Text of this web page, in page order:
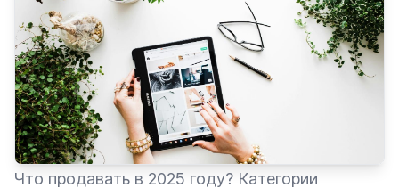
Что продавать в 2025 году? Категории